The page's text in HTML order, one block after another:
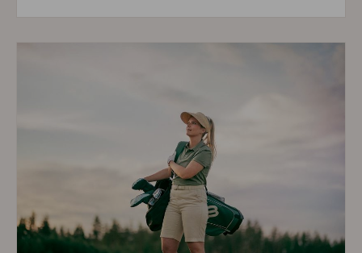
Lapset 0–3 v. ja eläkeläiset pääsevät
puistoon ilmaiseksi maksavan henkilön